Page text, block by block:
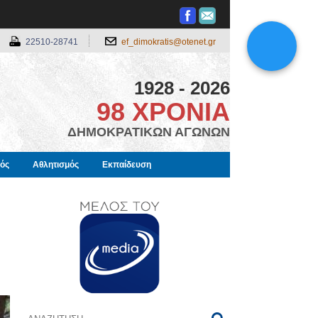
22510-28741 ef_dimokratis@otenet.gr
1928 - 2026
98 ΧΡΟΝΙΑ
ΔΗΜΟΚΡΑΤΙΚΩΝ ΑΓΩΝΩΝ
Αθλητισμός Εκπαίδευση